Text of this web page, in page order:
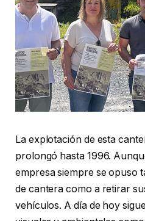
La explotación de esta
prolongó hasta 1996.
empresa siempre se opuso
de cantera como a retirar
vehículos. A día de hoy